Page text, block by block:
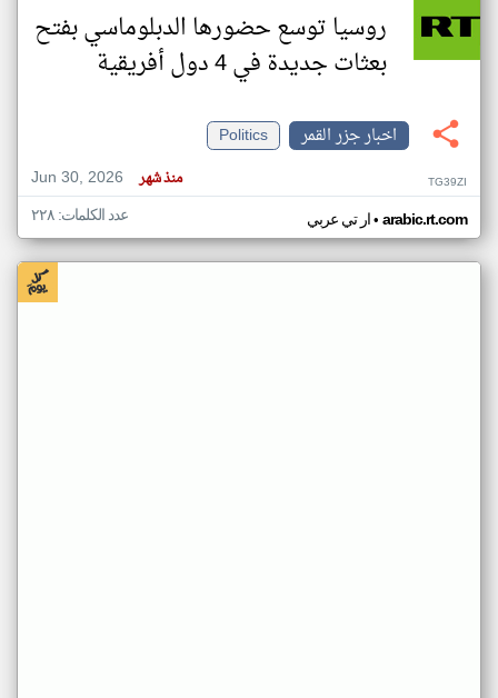
روسيا توسع حضورها الدبلوماسي بفتح
بعثات جديدة في 4 دول أفريقية
اخبار جزر القمر
Politics
Jun 30, 2026
منذ شهر TG39ZI
ار تي عربي• arabic.rt.com عدد الكلمات: ٢٢٨